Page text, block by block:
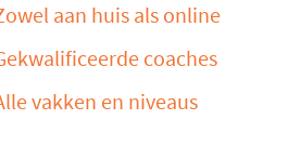
aan huis als online
coaches
vakken en niveaus